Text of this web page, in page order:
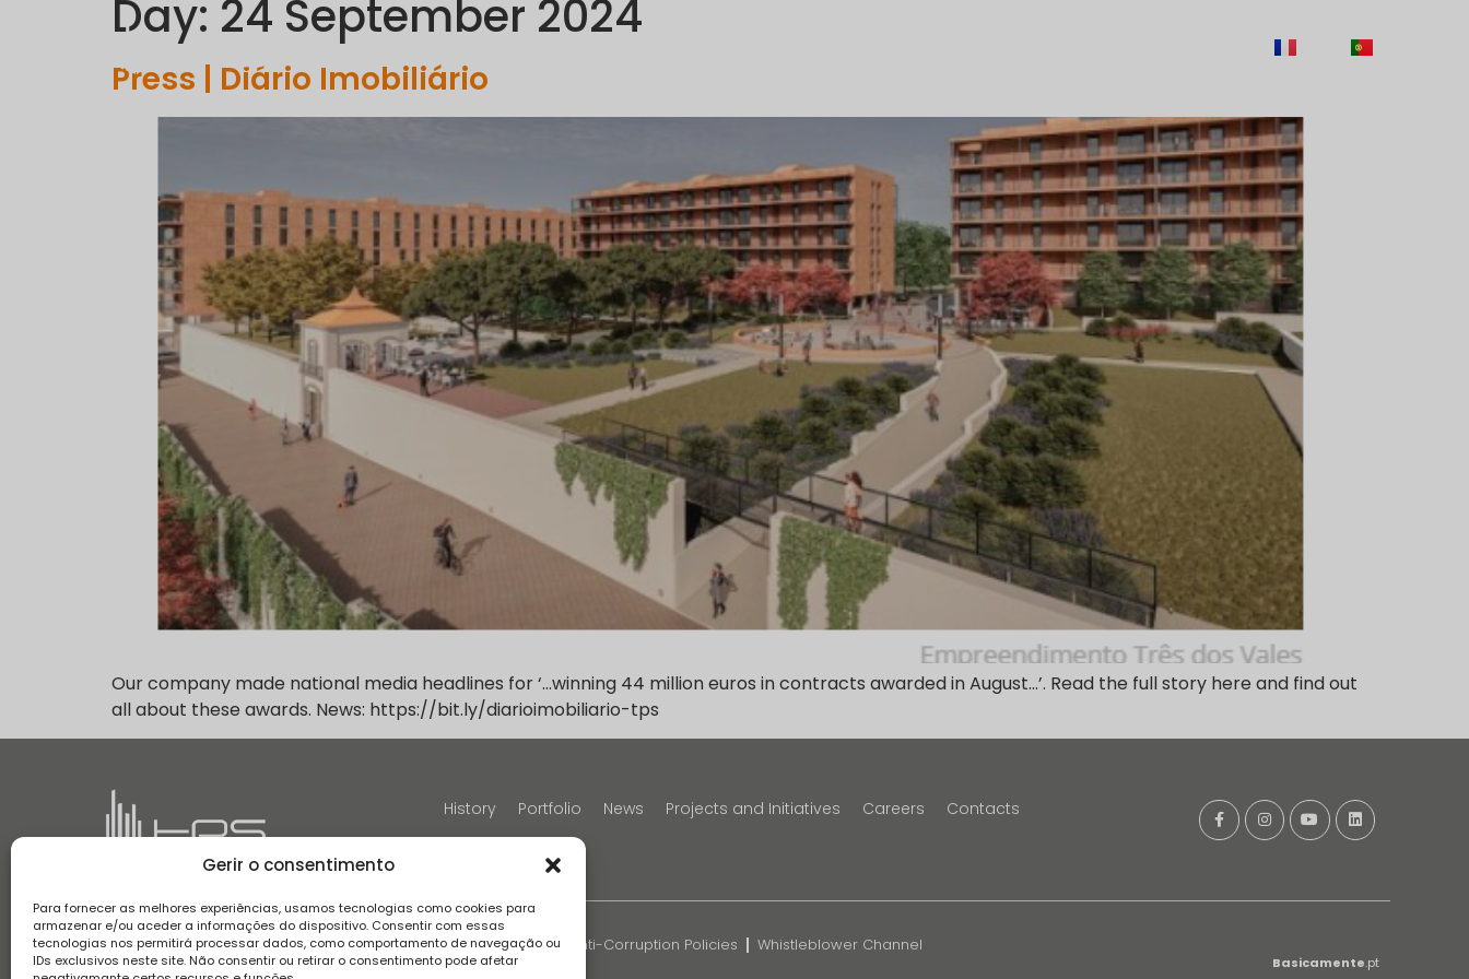
Gerir o consentimento
Para fornecer as melhores experiências, usamos tecnologias como cookies para
armazenar e/ou aceder a informações do dispositivo. Consentir com essas
tecnologias nos permitirá processar dados, como comportamento de navegação ou
IDs exclusivos neste site. Não consentir ou retirar o consentimento pode afetar
Day: 24 September 2024
Press | Diário Imobiliário
Our company made national media headlines for ‘…winning 44 million euros in contracts awarded in August…’. Read the full story here and find out
all about these awards. News: https://bit.ly/diarioimobiliario-tps
History Portfolio News Projects and Initiatives Careers Contacts
Terms and conditions Privacy Policy Complaint book FAQS Anti-Corruption Policies Whistleblower Channel
Basicamente.pt